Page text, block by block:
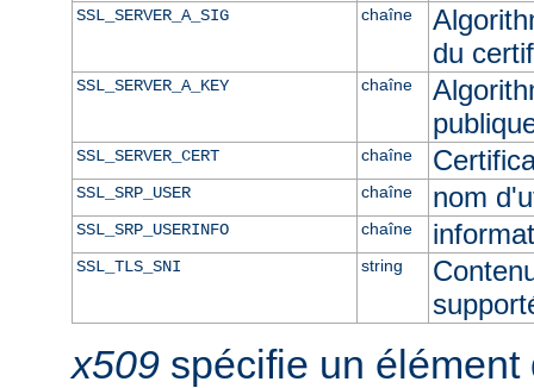
SSL_SERVER_A_SIG chaîne
du
SSL_SERVER_A_KEY chaîne
SSL_SERVER_CERT chaîne
SSL_SRP_USER chaîne nom
SSL_SRP_USERINFO chaîne
SSL_TLS_SNI string
x509 spécifie un